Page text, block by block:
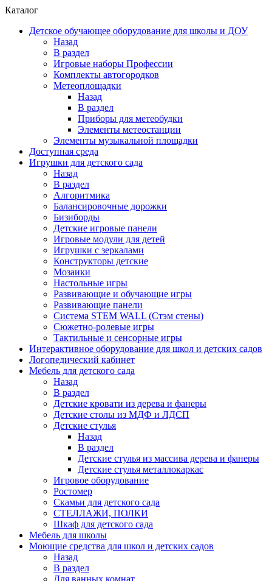
Каталог
Детское обучающее оборудование для школы и ДОУ
Назад
В раздел
Игровые наборы Профессии
Комплекты автогородков
Метеоплощадки
Назад
В раздел
Приборы для метеобудки
Элементы метеостанции
Элементы музыкальной площадки
Доступная среда
Игрушки для детского сада
Назад
В раздел
Алгоритмика
Балансировочные дорожки
Бизиборды
Детские игровые панели
Игровые модули для детей
Игрушки с зеркалами
Конструкторы детские
Мозаики
Настольные игры
Развивающие и обучающие игры
Развивающие панели
Система STEM WALL (Cтэм стены)
Сюжетно-ролевые игры
Тактильные и сенсорные игры
Интерактивное оборудование для школ и детских садов
Логопедический кабинет
Мебель для детского сада
Назад
В раздел
Детские кровати из дерева и фанеры
Детские столы из МДФ и ЛДСП
Детские стулья
Назад
В раздел
Детские стулья из массива дерева и фанеры
Детские стулья металлокаркас
Игровое оборудование
Ростомер
Скамьи для детского сада
СТЕЛЛАЖИ, ПОЛКИ
Шкаф для детского сада
Мебель для школы
Моющие средства для школ и детских садов
Назад
В раздел
Для ванных комнат